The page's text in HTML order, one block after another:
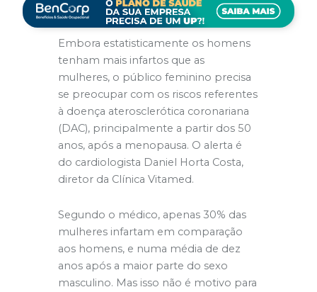
Embora estatisticamente os homens
tenham mais infartos que as
mulheres, o público feminino precisa
se preocupar com os riscos referentes
à doença aterosclerótica coronariana
(DAC), principalmente a partir dos 50
anos, após a menopausa. O alerta é
do cardiologista Daniel Horta Costa,
diretor da Clínica Vitamed.
Segundo o médico, apenas 30% das
mulheres infartam em comparação
aos homens, e numa média de dez
anos após a maior parte do sexo
masculino. Mas isso não é motivo para